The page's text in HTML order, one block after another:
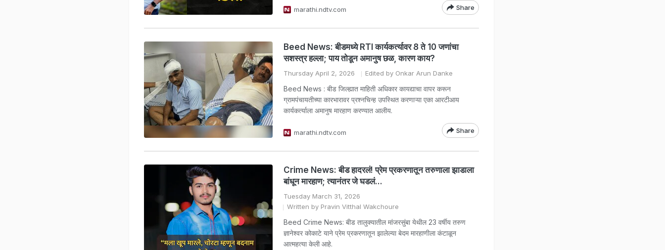
marathi.ndtv.com Share
Beed News: बीडमध्ये RTI कार्यकर्त्यावर 8 ते 10 जणांचा
सशस्त्र हल्ला; पाय तोडून अमानुष छळ, कारण काय?
Thursday April 2, 2026 Edited by Onkar Arun Danke
Beed News : बीड जिल्ह्यात माहिती अधिकार कायद्याचा वापर करून
ग्रामपंचायतीच्या कारभारावर प्रश्नचिन्ह उपस्थित करणाऱ्या एका आरटीआय
कार्यकर्त्याला अमानुष मारहाण करण्यात आलीय.
marathi.ndtv.com Share
Crime News: बीड हादरलं! प्रेम प्रकरणातून तरुणाला झाडाला
बांधून मारहाण; त्यानंतर जे घडलं...
Tuesday March 31, 2026
Written by Pravin Vitthal Wakchoure
Beed Crime News: बीड तालुक्यातील मांजरसुंबा येथील 23 वर्षीय तरुण
ज्ञानेश्वर कोकाटे याने प्रेम प्रकरणातून झालेल्या बेदम मारहाणीला कंटाळून
आत्महत्या केली आहे.